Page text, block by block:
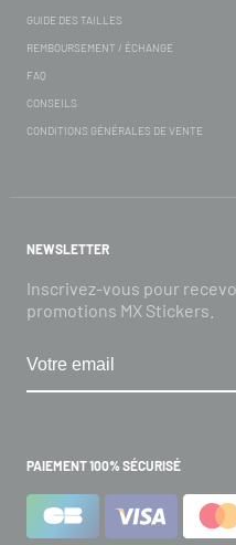
GUIDE DES TAILLES
REMBOURSEMENT / ÉCHANGE
FAQ
CONSEILS
CONDITIONS GÉNÉRALES DE VENTE
NEWSLETTER
Inscrivez-vous pour
promotions MX Stickers.
PAIEMENT 100% SÉCURISÉ